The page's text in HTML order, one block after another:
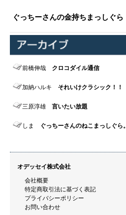
ぐっちーさんの金持ちまっしぐら
前橋伸哉 クロコダイル通信
加納ハルキ それいけクラシック！！
三原淳雄 言いたい放題
しま ぐっちーさんのねこまっしぐら。
オデッセイ株式会社
会社概要
特定商取引法に基づく表記
プライバシーポリシー
お問い合わせ